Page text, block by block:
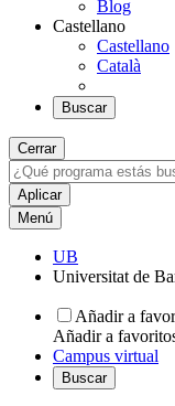
Blog
Castellano
Castellano
Català
Buscar
Cerrar
Menú
UB
Universitat de
Añadir a
Añadir a
Campus virtual
Buscar